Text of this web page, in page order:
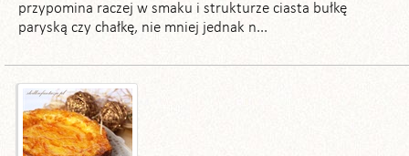
przypomina raczej w smaku i strukturze ciasta bułkę
paryską czy chałkę, nie mniej jednak n...